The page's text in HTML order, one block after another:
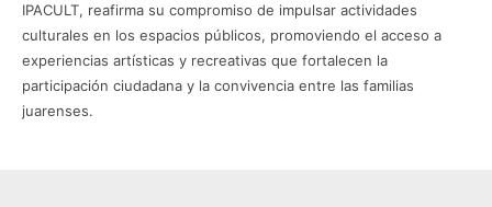
IPACULT, reafirma su compromiso de impulsar actividades
culturales en los espacios públicos, promoviendo el acceso a
experiencias artísticas y recreativas que fortalecen la
participación ciudadana y la convivencia entre las familias
juarenses.